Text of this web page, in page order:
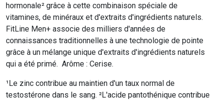
hormonale² grâce à cette combinaison spéciale de
vitamines, de minéraux et d'extraits d'ingrédients naturels.
FitLine Men+ associe des milliers d'années de
connaissances traditionnelles à une technologie de pointe
grâce à un mélange unique d'extraits d'ingrédients naturels
qui a été primé. Arôme : Cerise.
¹Le zinc contribue au maintien d'un taux normal de
testostérone dans le sang. ²L'acide pantothénique contribue